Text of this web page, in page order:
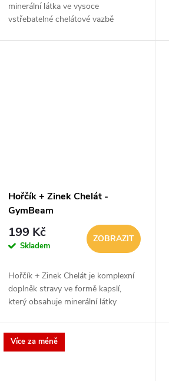
minerální látka ve vysoce
vstřebatelné chelátové vazbě
Hořčík + Zinek Chelát -
GymBeam
199 Kč
Skladem
ZOBRAZIT
Hořčík + Zinek Chelát je komplexní
doplněk stravy ve formě kapslí,
který obsahuje minerální látky
Samotný...
Více za méně